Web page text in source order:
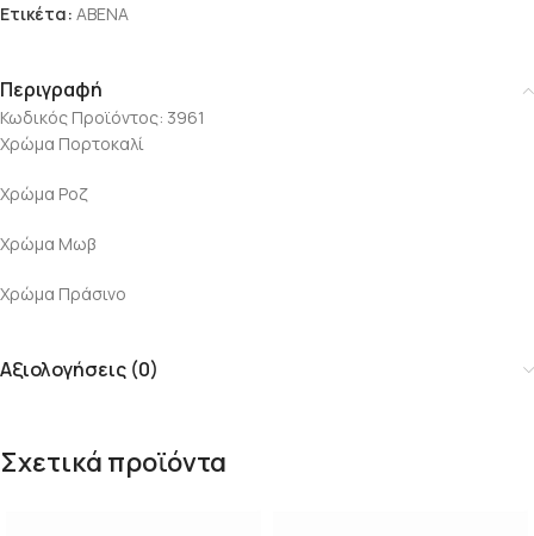
Ετικέτα: ABENA
Περιγραφή
Κωδικός Προϊόντος: 3961
Χρώμα Πορτοκαλί
Χρώμα Ροζ
Χρώμα Μωβ
Χρώμα Πράσινο
Αξιολογήσεις (0)
Σχετικά προϊόντα